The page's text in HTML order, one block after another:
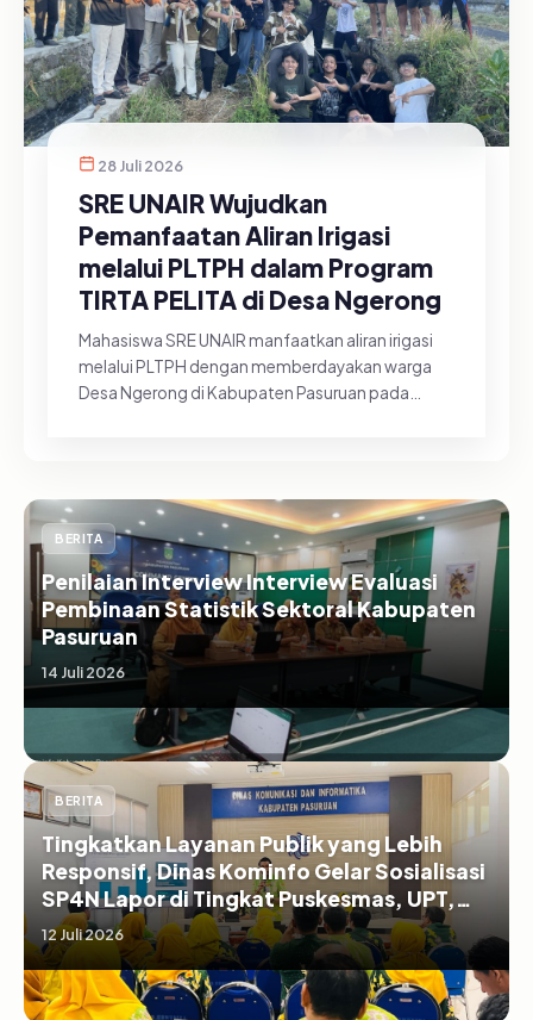
28 Juli 2026
SRE UNAIR Wujudkan
Pemanfaatan Aliran Irigasi
melalui PLTPH dalam Program
TIRTA PELITA di Desa Ngerong
Mahasiswa SRE UNAIR manfaatkan aliran irigasi
melalui PLTPH dengan memberdayakan warga
Desa Ngerong di Kabupaten Pasuruan pada
BERITA
Penilaian Interview Interview Evaluasi
Pembinaan Statistik Sektoral Kabupaten
Pasuruan
14 Juli 2026
BERITA
Tingkatkan Layanan Publik yang Lebih
Responsif, Dinas Kominfo Gelar Sosialisasi
SP4N Lapor di Tingkat Puskesmas, UPT,
serta SD/SMP di Kabupaten Pasuruan
12 Juli 2026